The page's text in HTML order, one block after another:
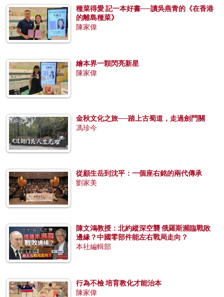
種菜得愛 記一本好書──讀吳燕青的《在香港
的離島種菜》
陳家偉
繪本界一顆閃亮新星
陳家偉
金秋文化之旅──踏上古蜀道，走過劍門關
馮珍今
從顧生岳到沈平：一個座右銘的兩代傳承
劉家美
陳文鴻教授：北約縱深空襲 俄羅斯瀕臨戰敗
邊緣？中國零部件能左右戰局走向？
本社編輯部
行為不檢 培育教化才能治本
陳家偉